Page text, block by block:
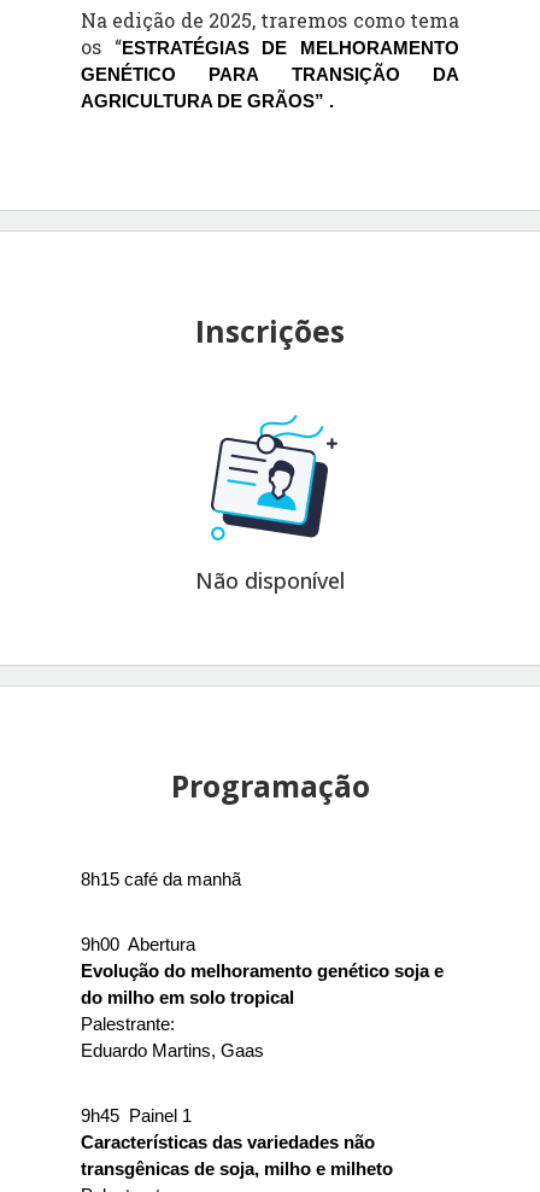
Na edição de 2025, traremos como tema
os “ESTRATÉGIAS DE MELHORAMENTO
GENÉTICO PARA TRANSIÇÃO DA
AGRICULTURA DE GRÃOS” .
Inscrições
Não disponível
Programação
8h15 café da manhã
9h00  Abertura
Evolução do melhoramento genético soja e
do milho em solo tropical
Palestrante:
Eduardo Martins, Gaas
9h45  Painel 1
Características das variedades não
transgênicas de soja, milho e milheto